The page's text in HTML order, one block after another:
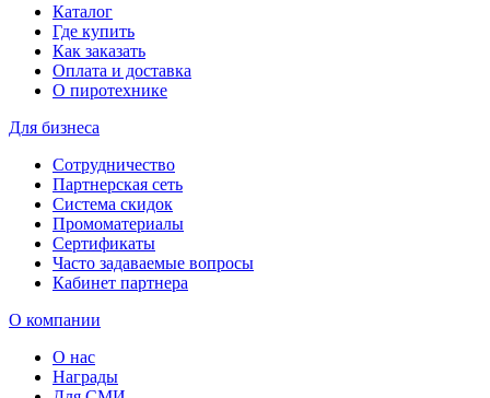
Каталог
Где купить
Как заказать
Оплата и доставка
О пиротехнике
Для бизнеса
Сотрудничество
Партнерская сеть
Система скидок
Промоматериалы
Сертификаты
Часто задаваемые вопросы
Кабинет партнера
О компании
О нас
Награды